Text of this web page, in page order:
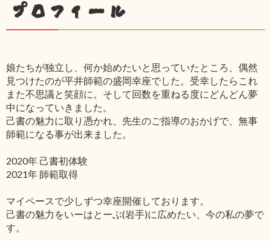
プロフィール
娘たちが独立し、何か始めたいと思っていたところ、偶然
見つけたのが平井師範の盛岡幸座でした。受幸したらこれ
また不思議と笑顔に。そして回数を重ねる度にどんどん夢
中になっていきました。
己書の魅力に取り憑かれ、先生のご指導のおかげで、無事
師範になる事が出来ました。
2020年 己書初体験
2021年 師範取得
マイペースで少しずつ幸座開催しております。
己書の魅力をいーはとーぶ(岩手)に広めたい、今の私の夢で
す。